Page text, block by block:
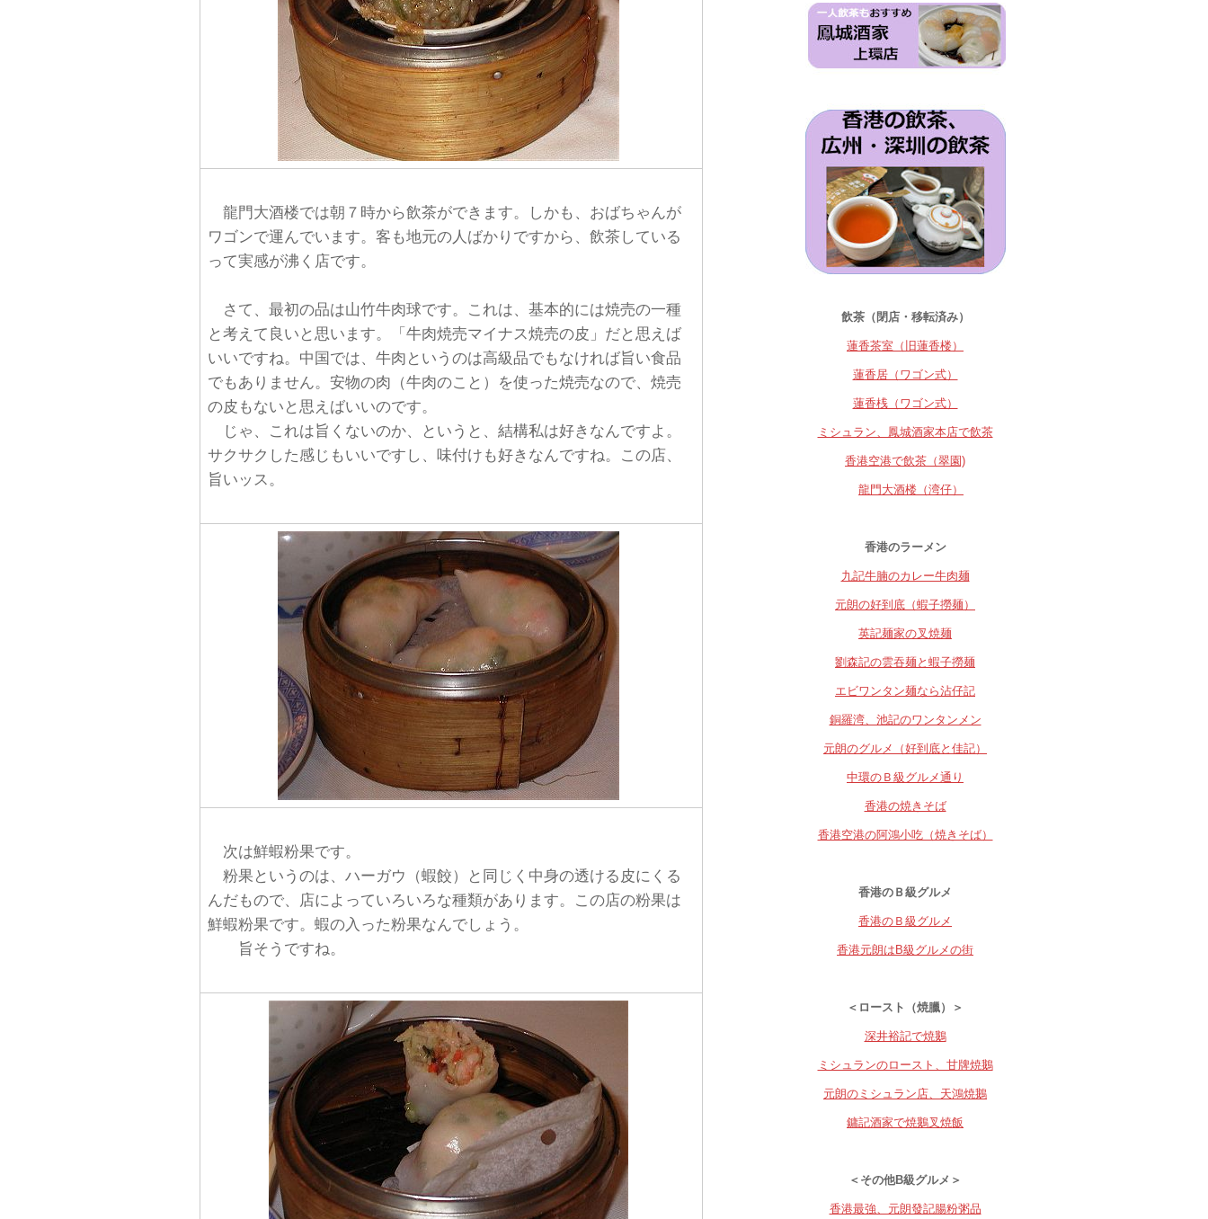
龍門大酒楼では朝７時から飲茶ができます。しかも、おばちゃんが
ワゴンで運んでいます。客も地元の人ばかりですから、飲茶している
って実感が沸く店です。
さて、最初の品は山竹牛肉球です。これは、基本的には焼売の一種
と考えて良いと思います。「牛肉焼売マイナス焼売の皮」だと思えば
いいですね。中国では、牛肉というのは高級品でもなければ旨い食品
でもありません。安物の肉（牛肉のこと）を使った焼売なので、焼売
の皮もないと思えばいいのです。
じゃ、これは旨くないのか、というと、結構私は好きなんですよ。
サクサクした感じもいいですし、味付けも好きなんですね。この店、
旨いッス。
次は鮮蝦粉果です。
粉果というのは、ハーガウ（蝦餃）と同じく中身の透ける皮にくる
んだもので、店によっていろいろな種類があります。この店の粉果は
鮮蝦粉果です。蝦の入った粉果なんでしょう。
旨そうですね。
飲茶（閉店・移転済み）
蓮香茶室（旧蓮香楼）
蓮香居（ワゴン式）
蓮香桟（ワゴン式）
ミシュラン、鳳城酒家本店で飲茶
香港空港で飲茶（翠園)
龍門大酒楼（湾仔）
香港のラーメン
九記牛腩のカレー牛肉麺
元朗の好到底（蝦子撈麺）
英記麺家の叉焼麺
劉森記の雲吞麺と蝦子撈麺
エビワンタン麺なら沾仔記
銅羅湾、池記のワンタンメン
元朗のグルメ（好到底と佳記）
中環のＢ級グルメ通り
香港の焼きそば
香港空港の阿鴻小吃（焼きそば）
香港のＢ級グルメ
香港のＢ級グルメ
香港元朗はB級グルメの街
＜ロースト（焼臘）＞
深井裕記で焼鵝
ミシュランのロースト、甘牌焼鵝
元朗のミシュラン店、天鴻焼鵝
鏞記酒家で焼鵝叉焼飯
＜その他B級グルメ＞
香港最強、元朗發記腸粉粥品